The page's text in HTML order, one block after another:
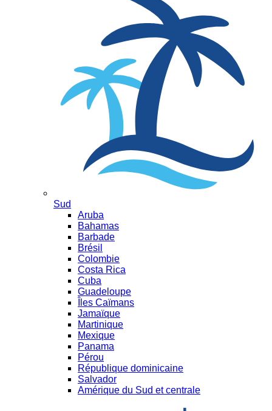
Sud
Aruba
Bahamas
Barbade
Brésil
Colombie
Costa Rica
Cuba
Guadeloupe
Îles Caïmans
Jamaïque
Martinique
Mexique
Panama
Pérou
République dominicaine
Salvador
Amérique du Sud et centrale